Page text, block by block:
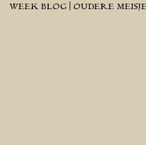
WEEK BLOG | OUDERE